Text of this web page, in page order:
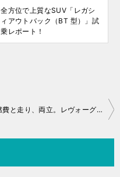
全方位で上質なSUV「レガシ
ィアウトバック（BT 型）」試
乗レポート！
燃費と走り、両立。レヴォーグレイバックに S:HEV 登場！